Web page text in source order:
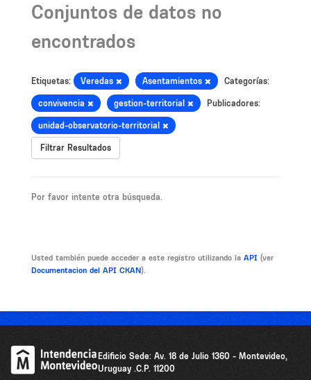
Conjuntos de datos no
encontrados
Etiquetas: Veredas Asentamientos Categorías:
convivencia gestion-territorial Publicadores:
unidad-observatorio-territorial
Filtrar Resultados
Por favor intente otra búsqueda.
Usted también puede acceder a este registro utilizando la API (ver
Documentacion del API CKAN).
Edificio Sede: Av. 18 de Julio 1360 - Montevideo,
Uruguay .C.P. 11200